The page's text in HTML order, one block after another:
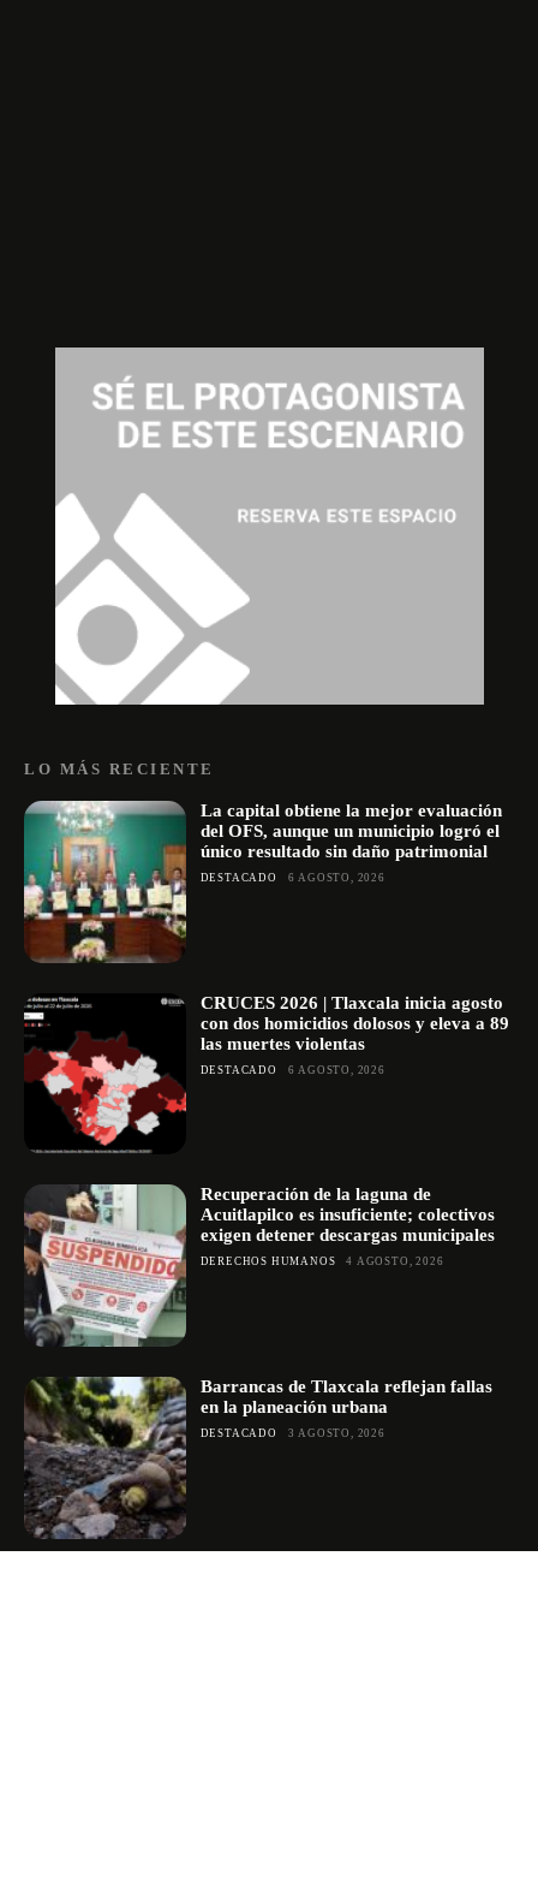
LO MÁS RECIENTE
La capital obtiene la mejor evaluación
del OFS, aunque un municipio logró el
único resultado sin daño patrimonial
DESTACADO 6 AGOSTO, 2026
CRUCES 2026 | Tlaxcala inicia agosto
con dos homicidios dolosos y eleva a 89
las muertes violentas
DESTACADO 6 AGOSTO, 2026
Recuperación de la laguna de
Acuitlapilco es insuficiente; colectivos
exigen detener descargas municipales
DERECHOS HUMANOS 4 AGOSTO, 2026
Barrancas de Tlaxcala reflejan fallas
en la planeación urbana
DESTACADO 3 AGOSTO, 2026